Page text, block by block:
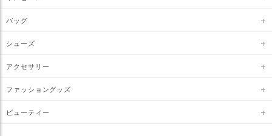
バッグ
シューズ
アクセサリー
ファッショングッズ
ビューティー